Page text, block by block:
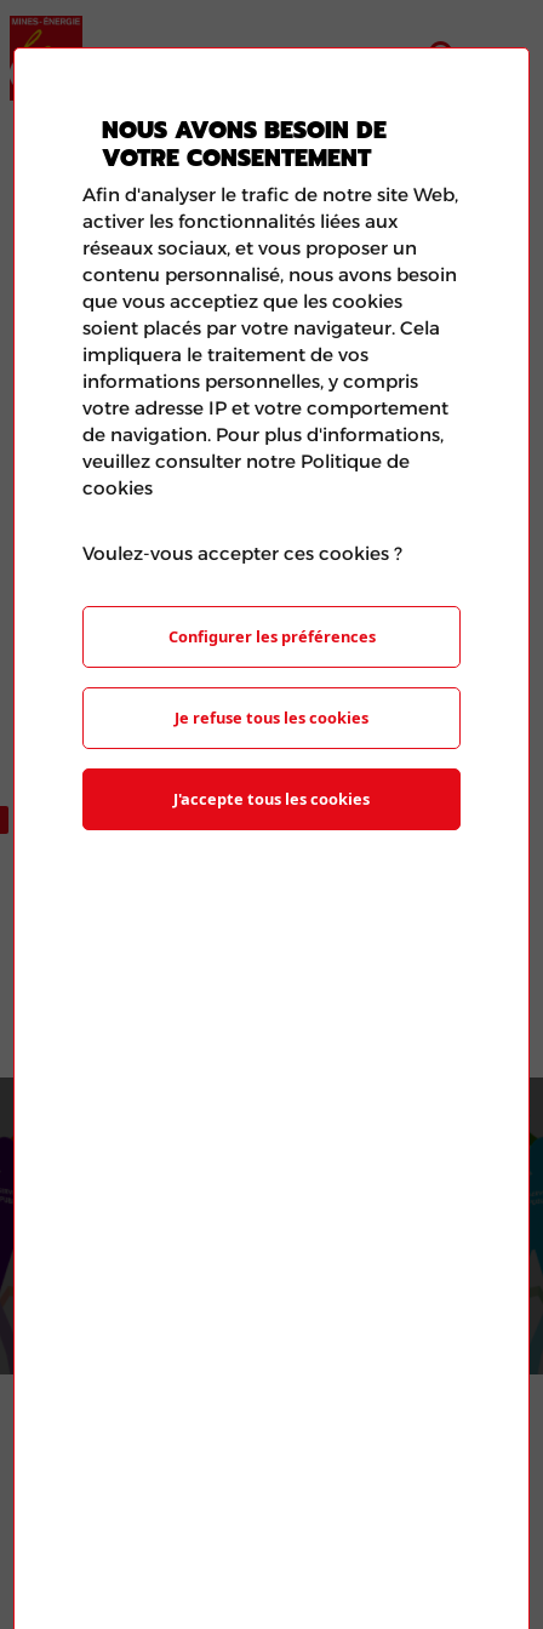
ENERGIE ANNECY
Illustration de l'article aléatoire représentant le logo de
Publié le 20 Mar 2024
PARTAGER L'ARTICLE
ARTICLES SIMILAIRES
NOUS AVONS BESOIN DE
VOTRE CONSENTEMENT
Afin d'analyser le trafic de notre site Web,
activer les fonctionnalités liées aux
réseaux sociaux, et vous proposer un
contenu personnalisé, nous avons besoin
que vous acceptiez que les cookies
soient placés par votre navigateur. Cela
impliquera le traitement de vos
informations personnelles, y compris
votre adresse IP et votre comportement
de navigation. Pour plus d'informations,
veuillez consulter notre Politique de
cookies
Voulez-vous accepter ces cookies ?
Configurer les préférences
Je refuse tous les cookies
J'accepte tous les cookies